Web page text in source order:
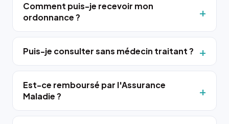
Comment puis-je recevoir mon
ordonnance ?
Puis-je consulter sans médecin traitant ?
Est-ce remboursé par l'Assurance
Maladie ?